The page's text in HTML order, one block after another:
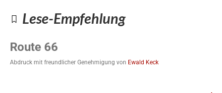
Lese-Empfehlung
Route 66
Abdruck mit freundlicher Genehmigung von Ewald Keck